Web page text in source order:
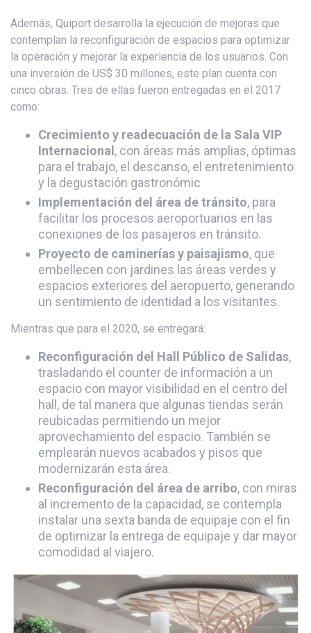
Además, Quiport desarrolla la ejecución de mejoras que
contemplan la reconfiguración de espacios para optimizar
la operación y mejorar la experiencia de los usuarios. Con
una inversión de US$ 30 millones, este plan cuenta con
cinco obras. Tres de ellas fueron entregadas en el 2017
como:
Crecimiento y readecuación de la Sala VIP
Internacional , con áreas más amplias, óptimas
para el trabajo, el descanso, el entretenimiento
y la degustación gastronómic
Implementación del área de tránsito, para
facilitar los procesos aeroportuarios en las
conexiones de los pasajeros en tránsito.
Proyecto de caminerías y paisajismo, que
embellecen con jardines las áreas verdes y
espacios exteriores del aeropuerto, generando
un sentimiento de identidad a los visitantes.
Mientras que para el 2020, se entregará:
Reconfiguración del Hall Público de Salidas,
trasladando el counter de información a un
espacio con mayor visibilidad en el centro del
hall, de tal manera que algunas tiendas serán
reubicadas permitiendo un mejor
aprovechamiento del espacio. También se
emplearán nuevos acabados y pisos que
modernizarán esta área.
Reconfiguración del área de arribo, con miras
al incremento de la capacidad, se contempla
instalar una sexta banda de equipaje con el fin
de optimizar la entrega de equipaje y dar mayor
comodidad al viajero.